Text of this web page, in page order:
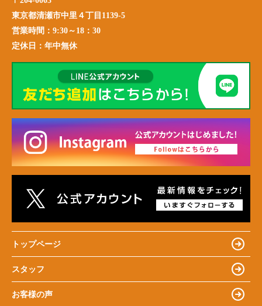
東京都清瀬市中里４丁目1139-5
営業時間： 9:30～18：30
定休日： 年中無休
トップページ
スタッフ
お客様の声